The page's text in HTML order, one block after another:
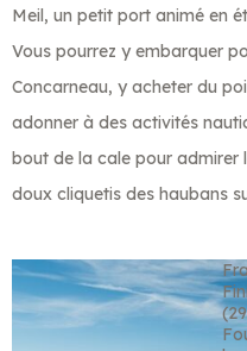
Meil, un petit port animé en
Vous pourrez y embarquer
Concarneau, y acheter du
adonner à des activités
bout de la cale pour admirer
doux cliquetis des haubans